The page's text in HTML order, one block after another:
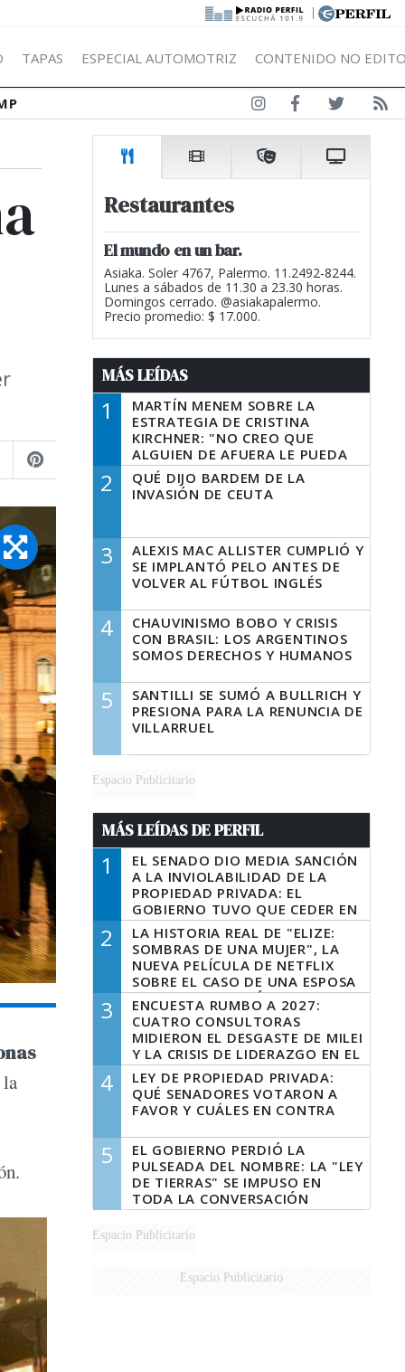
|
TAPAS ESPECIAL AUTOMOTRIZ CONTENIDO NO
Restaurantes
El mundo en un bar.
Asiaka. Soler 4767, Palermo. 11.2492-8244.
Lunes a sábados de 11.30 a 23.30 horas.
Domingos cerrado. @asiakapalermo.
Precio promedio: $ 17.000.
MÁS LEÍDAS
1
MARTÍN MENEM SOBRE LA
ESTRATEGIA DE CRISTINA
KIRCHNER: "NO CREO QUE
ALGUIEN DE AFUERA LE PUEDA
DECIR A LA JUSTICIA LO QUE
TIENE QUE HACER"
2
QUÉ DIJO BARDEM DE LA
INVASIÓN DE CEUTA
3
ALEXIS MAC ALLISTER CUMPLIÓ Y
SE IMPLANTÓ PELO ANTES DE
VOLVER AL FÚTBOL INGLÉS
4
CHAUVINISMO BOBO Y CRISIS
CON BRASIL: LOS ARGENTINOS
SOMOS DERECHOS Y HUMANOS
5
SANTILLI SE SUMÓ A BULLRICH Y
PRESIONA PARA LA RENUNCIA DE
VILLARRUEL
Espacio Publicitario
MÁS LEÍDAS DE PERFIL
1
EL SENADO DIO MEDIA SANCIÓN
A LA INVIOLABILIDAD DE LA
PROPIEDAD PRIVADA: EL
GOBIERNO TUVO QUE CEDER EN
LA LEY DEL MANEJO DEL FUEGO
2
LA HISTORIA REAL DE "ELIZE:
SOMBRAS DE UNA MUJER", LA
NUEVA PELÍCULA DE NETFLIX
SOBRE EL CASO DE UNA ESPOSA
QUE DESCUARTIZÓ A SU
MARIDO
3
ENCUESTA RUMBO A 2027:
CUATRO CONSULTORAS
MIDIERON EL DESGASTE DE MILEI
Y LA CRISIS DE LIDERAZGO EN EL
PERONISMO
4
LEY DE PROPIEDAD PRIVADA:
QUÉ SENADORES VOTARON A
FAVOR Y CUÁLES EN CONTRA
5
EL GOBIERNO PERDIÓ LA
PULSEADA DEL NOMBRE: LA "LEY
DE TIERRAS" SE IMPUSO EN
TODA LA CONVERSACIÓN
DIGITAL
Espacio Publicitario
Espacio Publicitario